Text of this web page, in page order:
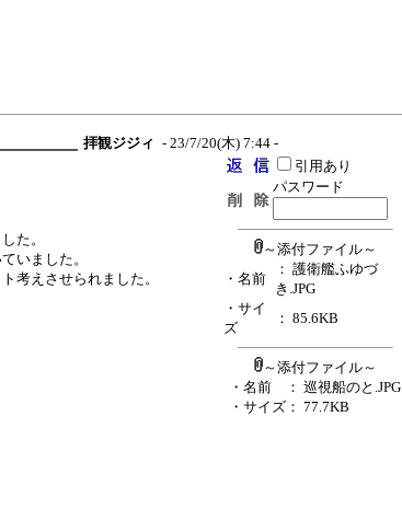
拝観ジジィ - 23/7/20(木) 7:44 -
た。
いました。
考えさせられました。
引用あり
パスワード
～添付ファイル～
・名前
： 護衛艦ふゆづ
き.JPG
・サイ
ズ
： 85.6KB
～添付ファイル～
・名前
： 巡視船のと.JPG
・サイズ ： 77.7KB